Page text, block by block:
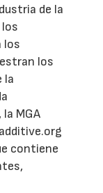
de la
los
los
la
MGA
contiene